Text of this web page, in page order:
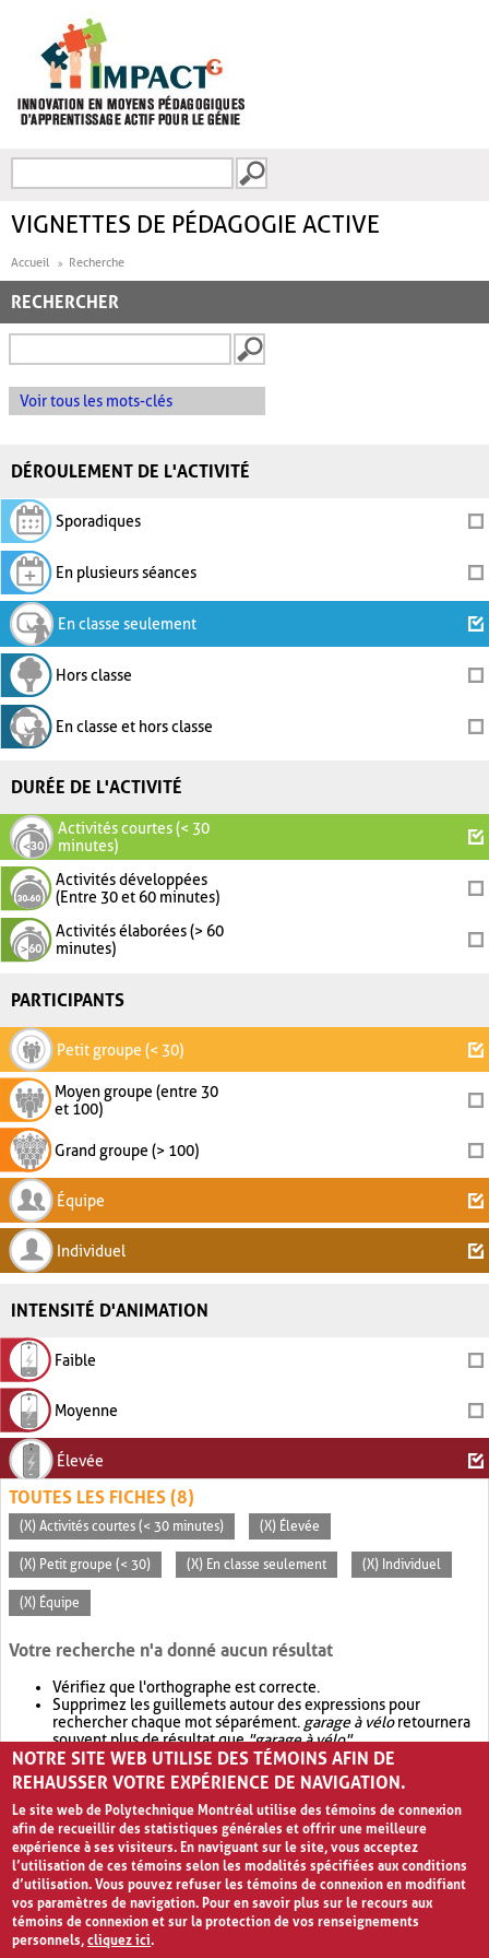
FORMULAIRE DE
VIGNETTES DE PÉDAGOGIE ACTIVE
Accueil Recherche
RECHERCHER
Voir tous les mots-clés
DÉROULEMENT DE L'ACTIVITÉ
Sporadiques
En plusieurs séances
En classe seulement
Hors classe
En classe et hors classe
DURÉE DE L'ACTIVITÉ
Activités courtes (< 30
minutes)
Activités développées
(Entre 30 et 60 minutes)
Activités élaborées (> 60
minutes)
PARTICIPANTS
Petit groupe (< 30)
Moyen groupe (entre 30
et 100)
Grand groupe (> 100)
Équipe
Individuel
INTENSITÉ D'ANIMATION
Faible
Moyenne
Élevée
TOUTES LES FICHES (8)
(X) Activités courtes (< 30 minutes) (X) Élevée
(X) Petit groupe (< 30) (X) En classe seulement (X) Individuel
(X) Équipe
Votre recherche n'a donné aucun résultat
Vérifiez que l'orthographe est correcte.
Supprimez les guillemets autour des expressions pour
rechercher chaque mot séparément. garage à véloretournera
souvent plus de résultat que"garage à vélo".
Envisagez d'élargir votre recherche avec OR.garage OR vélo
retournera souvent plus de résultat quegarage à vélo
NOTRE SITE WEB UTILISE DES TÉMOINS AFIN DE
REHAUSSER VOTRE EXPÉRIENCE DE NAVIGATION.
Le site web de Polytechnique Montréal utilise des témoins de connexion
afin de recueillir des statistiques générales et offrir une meilleure
expérience à ses visiteurs. En naviguant sur le site, vous acceptez
l’utilisation de ces témoins selon les modalités spécifiées aux conditions
d’utilisation. Vous pouvez refuser les témoins de connexion en modifiant
vos paramètres de navigation. Pour en savoir plus sur le recours aux
témoins de connexion et sur la protection de vos renseignements
personnels,cliquez ici.